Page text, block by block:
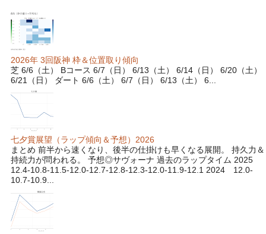
2026年 3回阪神 枠＆位置取り傾向
芝 6/6（土） Bコース 6/7（日） 6/13（土） 6/14（日） 6/20（土）
6/21（日） ダート 6/6（土） 6/7（日） 6/13（土） 6...
七夕賞展望（ラップ傾向＆予想）2026
まとめ 前半から速くなり、後半の仕掛けも早くなる展開。 持久力＆
持続力が問われる。 予想◎サヴォーナ 過去のラップタイム 2025
12.4-10.8-11.5-12.0-12.7-12.8-12.3-12.0-11.9-12.1 2024 12.0-
10.7-10.9...